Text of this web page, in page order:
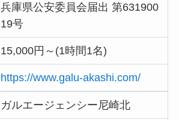
兵庫県公安委員会届出 第631900
19号
15,000円～(1時間1名)
https://www.galu-akashi.com/
ガルエージェンシー尼崎北